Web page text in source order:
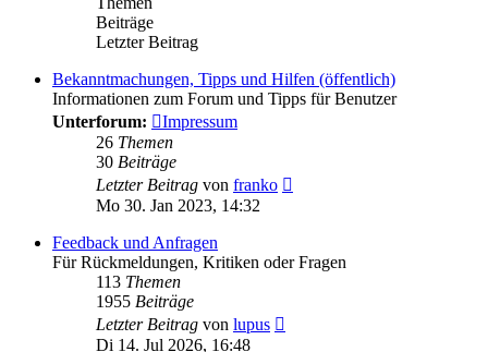
Beiträge
Letzter Beitrag
Bekanntmachungen, Tipps und Hilfen (öffentlich)
Informationen zum Forum und Tipps für Benutzer
Unterforum:
Impressum
26 Themen
30 Beiträge
Letzter Beitrag von franko
Mo 30. Jan 2023, 14:32
Feedback und Anfragen
Für Rückmeldungen, Kritiken oder Fragen
113 Themen
1955 Beiträge
Letzter Beitrag von lupus
Di 14. Jul 2026, 16:48